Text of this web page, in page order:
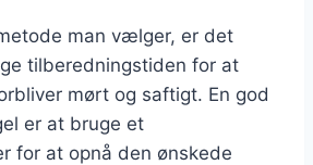
man vælger, er det
tilberedningstiden for at
mørt og saftigt. En god
er at bruge et
for at opnå den ønskede